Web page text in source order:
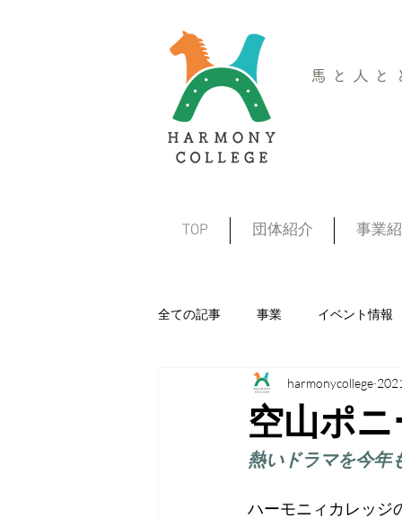
馬と人と
TOP 団体紹介 事業
全ての記事 事業 イベント情報
プレーパーク キャンプ
サポーター HARMONYVOICE
空山ポ
harmonycollege
熱いドラマを今年
ハーモニィカレッジ